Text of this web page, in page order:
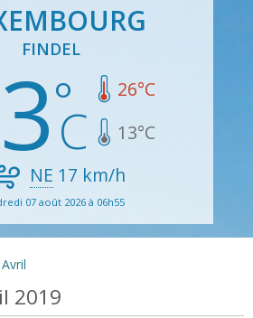
FINDEL
26°C
13°C
NE 17 km/h
07 août 2026 à 06h55
Avril
2019